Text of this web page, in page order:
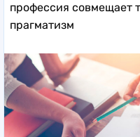
профессия совмещает
прагматизм